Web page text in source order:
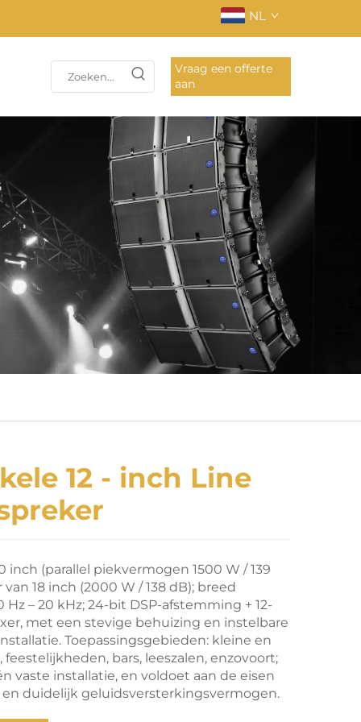
NL
Vraag een offerte
aan
12 - inch Line
inch (parallel piekvermogen 1500 W / 139
18 inch (2000 W / 138 dB); breed
– 20 kHz; 24-bit DSP-afstemming + 12-
met een stevige behuizing en instelbare
Toepassingsgebieden: kleine en
bars, leeszalen, enzovoort;
vaste installatie, en voldoet aan de eisen
duidelijk geluidsversterkingsvermogen.